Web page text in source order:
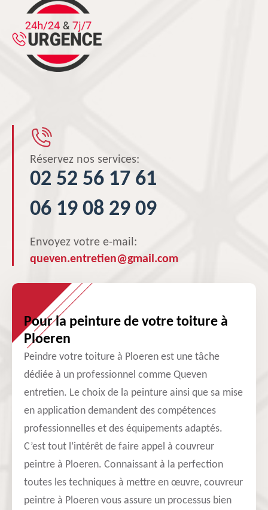
Réservez nos services:
02 52 56 17 61
06 19 08 29 09
Envoyez votre e-mail:
queven.entretien@gmail.com
Pour la peinture de votre toiture à
Ploeren
Peindre votre toiture à Ploeren est une tâche
dédiée à un professionnel comme Queven
entretien. Le choix de la peinture ainsi que sa mise
en application demandent des compétences
professionnelles et des équipements adaptés.
C’est tout l’intérêt de faire appel à couvreur
peintre à Ploeren. Connaissant à la perfection
toutes les techniques à mettre en œuvre, couvreur
peintre à Ploeren vous assure un processus bien